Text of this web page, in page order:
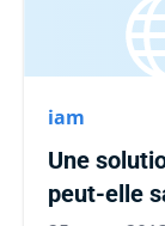
iam
Une
peut-elle